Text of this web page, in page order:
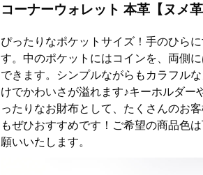
コーナーウォレット 本革【ヌメ
ぴったりなポケットサイズ！手のひら
す。中のポケットにはコインを、両側
できます。シンプルながらもカラフル
けでかわいさが溢れます♪キーホルダ
ったりなお財布として、たくさんのお
もぜひおすすめです！ご希望の商品色
願いいたします。